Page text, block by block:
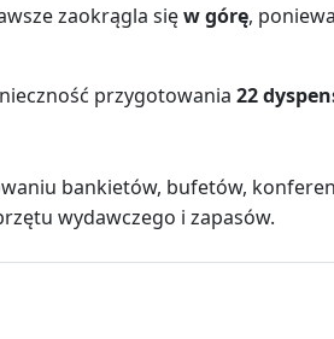
zaokrągla sięw górę,
przygotowania 22
bankietów, bufetów,
wydawczego i zapasów.